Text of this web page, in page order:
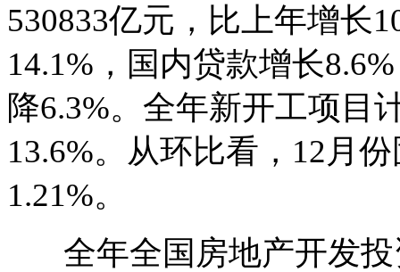
530833亿元，比上年增长
14.1%，国内贷款增长
降6.3%。全年新开工项目
13.6%。从环比看，12月
1.21%。
全年全国房地产开发投